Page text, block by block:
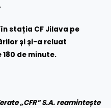
stația CF Jilava pe
și și-a reluat
de minute.
„CFR” S.A. reamintește